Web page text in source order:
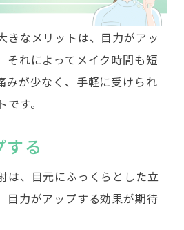
きなメリットは、目力がアッ
それによってメイク時間も短
みが少なく、手軽に受けられ
す。
する
は、目元にふっくらとした立
目力がアップする効果が期待